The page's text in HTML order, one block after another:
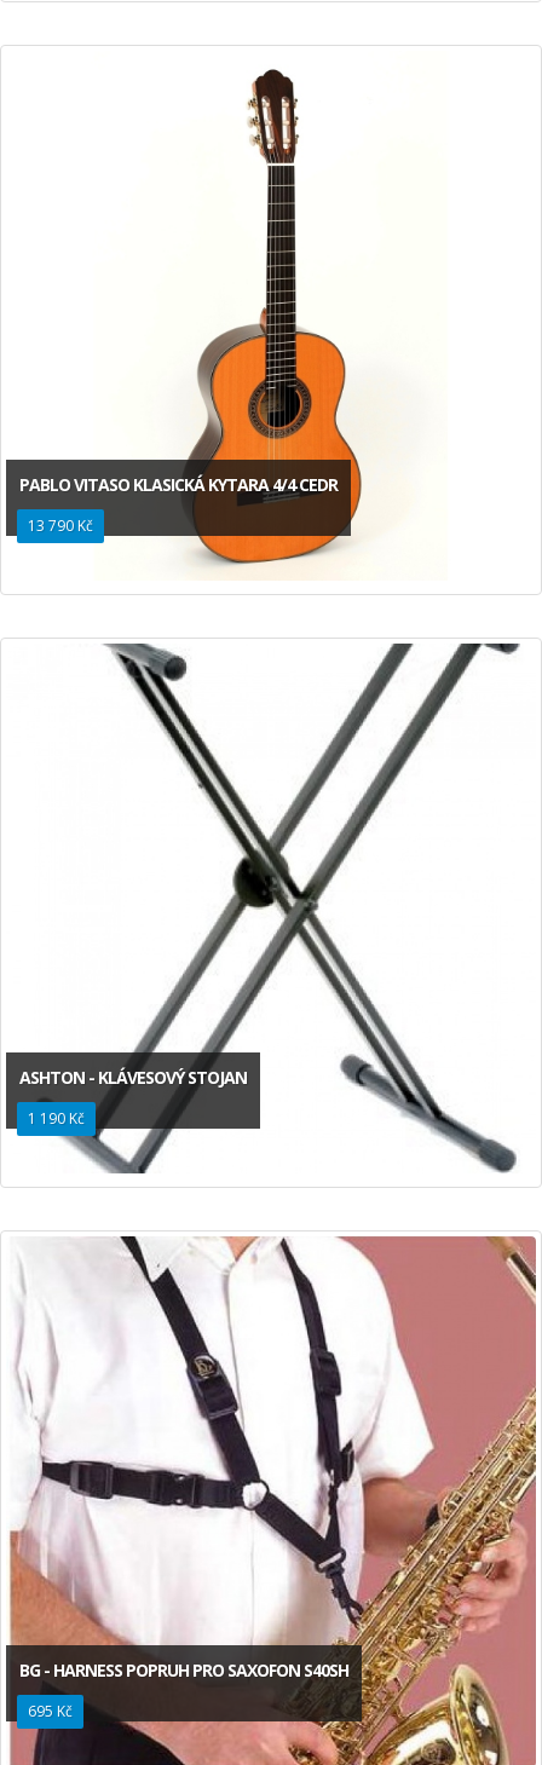
PABLO VITASO KLASICKÁ KYTARA 4/4 CEDR
13 790 Kč
ASHTON - KLÁVESOVÝ STOJAN
1 190 Kč
BG - HARNESS POPRUH PRO SAXOFON S40SH
695 Kč